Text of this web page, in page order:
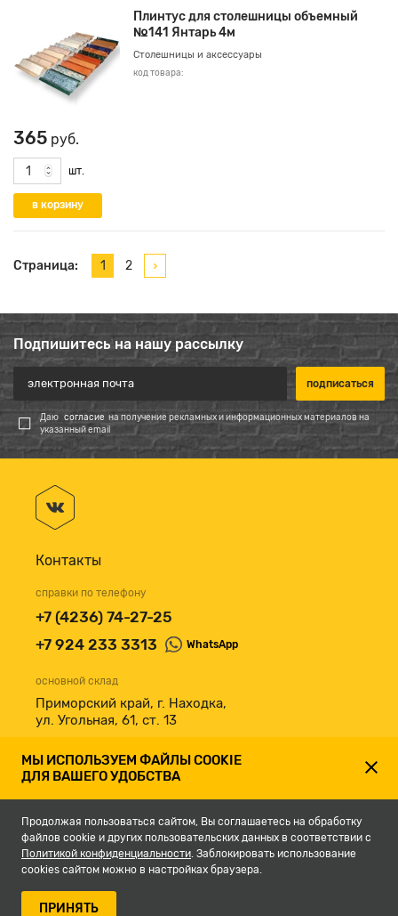
Плинтус для столешницы объемный
№141 Янтарь 4м
Столешницы и аксессуары
код товара:
365 руб.
шт.
Страница: 1 2
Подпишитесь на нашу рассылку
Даю согласие на получение рекламных и информационных материалов на
указанный email
Контакты
справки по телефону
+7 (4236) 74-27-25
+7 924 233 3313
WhatsApp
основной склад
Приморский край, г. Находка,
ул. Угольная, 61, ст. 13
принимаем к оплате
© 2007-2026, Магазин строительных материалов СКЛАД13.РФ.
МЫ ИСПОЛЬЗУЕМ ФАЙЛЫ COOKIE
ДЛЯ ВАШЕГО УДОБСТВА
Продолжая пользоваться сайтом, Вы соглашаетесь на обработку
файлов cookie и других пользовательских данных в соответствии с
Политикой конфиденциальности. Заблокировать использование
cookies сайтом можно в настройках браузера.
ПРИНЯТЬ